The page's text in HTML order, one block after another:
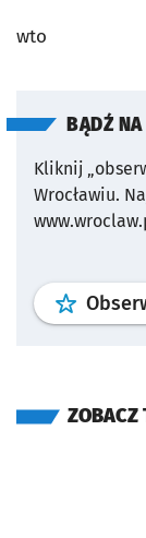
wto
BĄDŹ
Kliknij
Wrocławiu.
ZOBACZ